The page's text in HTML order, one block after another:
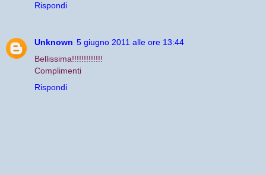
Rispondi
Unknown 5 giugno 2011 alle ore 13:44
Bellissima!!!!!!!!!!!!!
Complimenti
Rispondi